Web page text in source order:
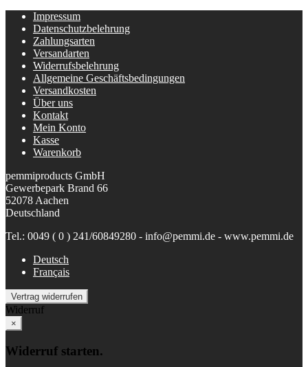
Impressum
Datenschutzbelehrung
Zahlungsarten
Versandarten
Widerrufsbelehrung
Allgemeine Geschäftsbedingungen
Versandkosten
Über uns
Kontakt
Mein Konto
Kasse
Warenkorb
pemmiproducts GmbH
Gewerbepark Brand 66
52078 Aachen
Deutschland
Tel.: 0049 ( 0 ) 241/60849280 - info@pemmi.de - www.pemmi.de
Deutsch
Français
Vertrag widerrufen
Widerruf
×
Widerruf starten.